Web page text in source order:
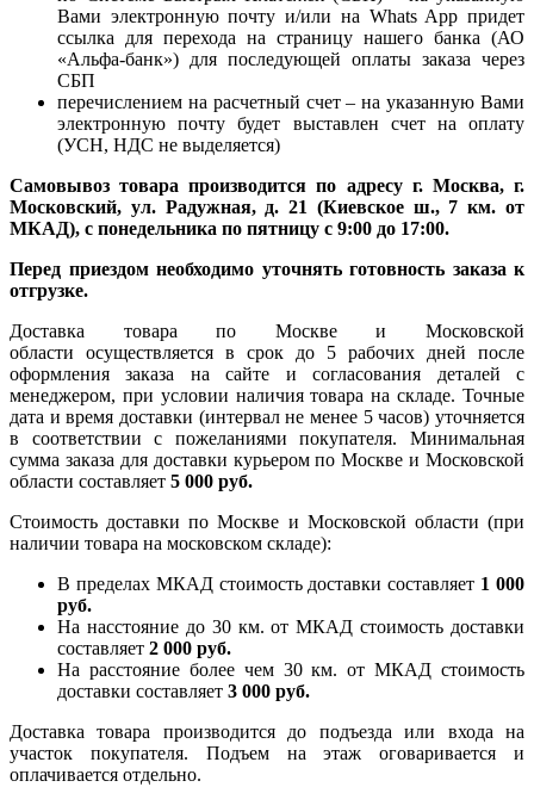
Вами электронную почту и/или на Whats App придет
ссылка для перехода на страницу нашего банка (АО
«Альфа-банк») для последующей оплаты заказа через
СБП
перечислением на расчетный счет – на указанную Вами
электронную почту будет выставлен счет на оплату
(УСН, НДС не выделяется)
Самовывоз товара производится по адресу г. Москва, г.
Московский, ул. Радужная, д. 21 (Киевское ш., 7 км. от
МКАД), с понедельника по пятницу с 9:00 до 17:00.
Перед приездом необходимо уточнять готовность заказа к
отгрузке.
Доставка товара по Москве и Московской
области осуществляется в срок до 5 рабочих дней после
оформления заказа на сайте и согласования деталей с
менеджером, при условии наличия товара на складе. Точные
дата и время доставки (интервал не менее 5 часов) уточняется
в соответствии с пожеланиями покупателя. Минимальная
сумма заказа для доставки курьером по Москве и Московской
области составляет 5 000 руб.
Стоимость доставки по Москве и Московской области (при
наличии товара на московском складе):
В пределах МКАД стоимость доставки составляет 1 000
руб.
На насcтояние до 30 км. от МКАД стоимость доставки
составляет 2 000 руб.
На расстояние более чем 30 км. от МКАД стоимость
доставки составляет 3 000 руб.
Доставка товара производится до подъезда или входа на
участок покупателя. Подъем на этаж оговаривается и
оплачивается отдельно.